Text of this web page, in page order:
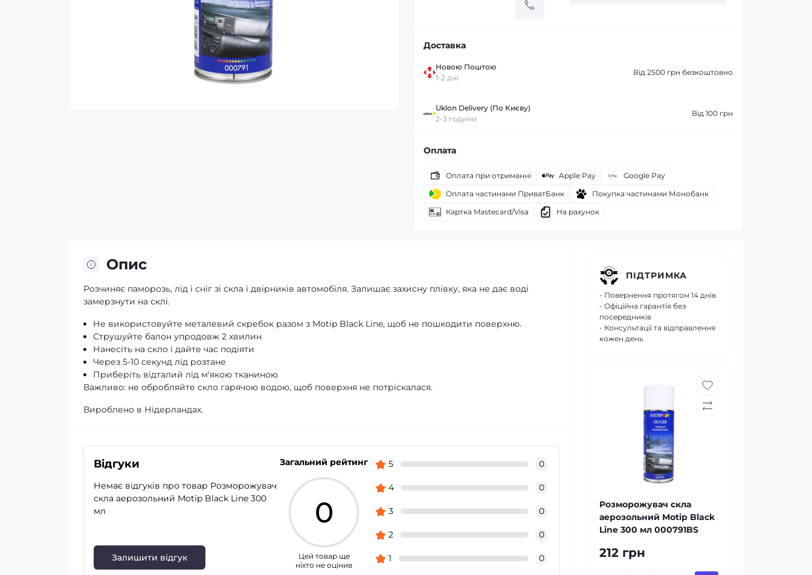
Доставка
Новою Поштою
1-2 дні
Від 2500 грн безкоштовно
Uklon Delivery (По Києву)
2-3 години
Від 100 грн
Оплата
Оплата при отриманні Apple Pay
Google Pay
Оплата частинами ПриватБанк
Покупка частинами Монобанк
Картка Mastecard/Visa
На рахунок
Опис
Розчиняє паморозь, лід і сніг зі скла і двірників автомобіля. Залишає захисну плівку, яка не дає воді
замерзнути на склі.
Не використовуйте металевий скребок разом з Motip Black Line, щоб не пошкодити поверхню.
Струшуйте балон упродовж 2 хвилин
Нанесіть на скло і дайте час подіяти
Через 5-10 секунд лід розтане
Приберіть відталий лід м'якою тканиною
Важливо: не обробляйте скло гарячою водою, щоб поверхня не потріскалася.
Вироблено в Нідерландах.
Відгуки
Немає відгуків про товар Розморожувач
скла аерозольний Motip Black Line 300
мл
Залишити відгук
Загальний рейтинг
0
Цей товар ще
ніхто не оцінив
5 0
4 0
3 0
2 0
1 0
ПІДТРИМКА
- Повернення протягом 14 днів
- Офіційна гарантія без
посередників
- Консультації та відправлення
кожен день
Розморожувач скла
аерозольний Motip Black
Line 300 мл 000791BS
212 грн